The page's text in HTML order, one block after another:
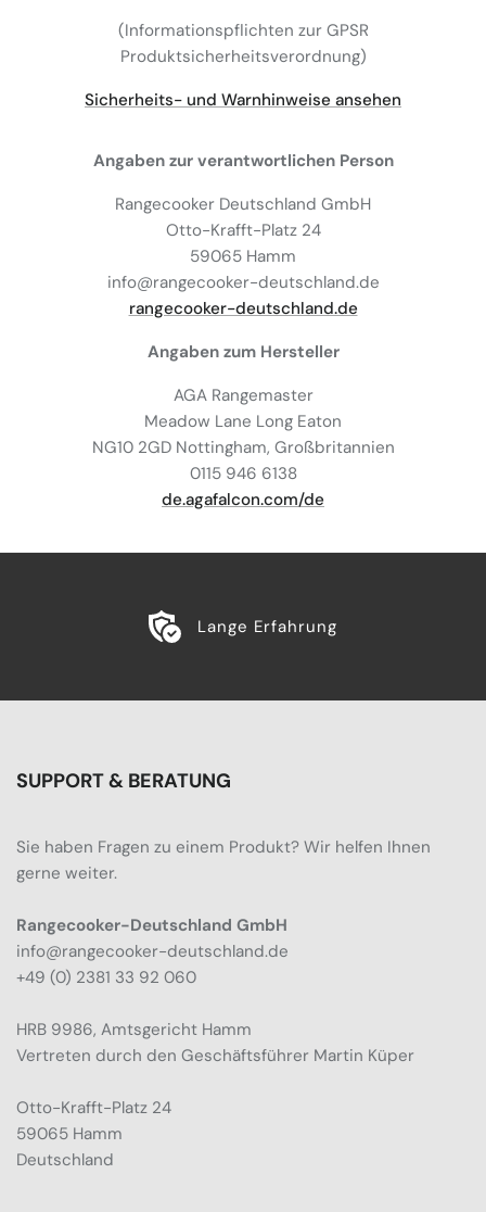
(Informationspflichten zur GPSR
Produktsicherheitsverordnung)
Sicherheits- und Warnhinweise ansehen
Angaben zur verantwortlichen Person
Rangecooker Deutschland GmbH
Otto-Krafft-Platz 24
59065 Hamm
info@rangecooker-deutschland.de
rangecooker-deutschland.de
Angaben zum Hersteller
AGA Rangemaster
Meadow Lane Long Eaton
NG10 2GD Nottingham, Großbritannien
0115 946 6138
de.agafalcon.com/de
Lange Erfahrung
SUPPORT & BERATUNG
Sie haben Fragen zu einem Produkt? Wir helfen Ihnen
gerne weiter.
Rangecooker-Deutschland GmbH
info@rangecooker-deutschland.de
+49 (0) 2381 33 92 060
HRB 9986, Amtsgericht Hamm
Vertreten durch den Geschäftsführer Martin Küper
Otto-Krafft-Platz 24
59065 Hamm
Deutschland